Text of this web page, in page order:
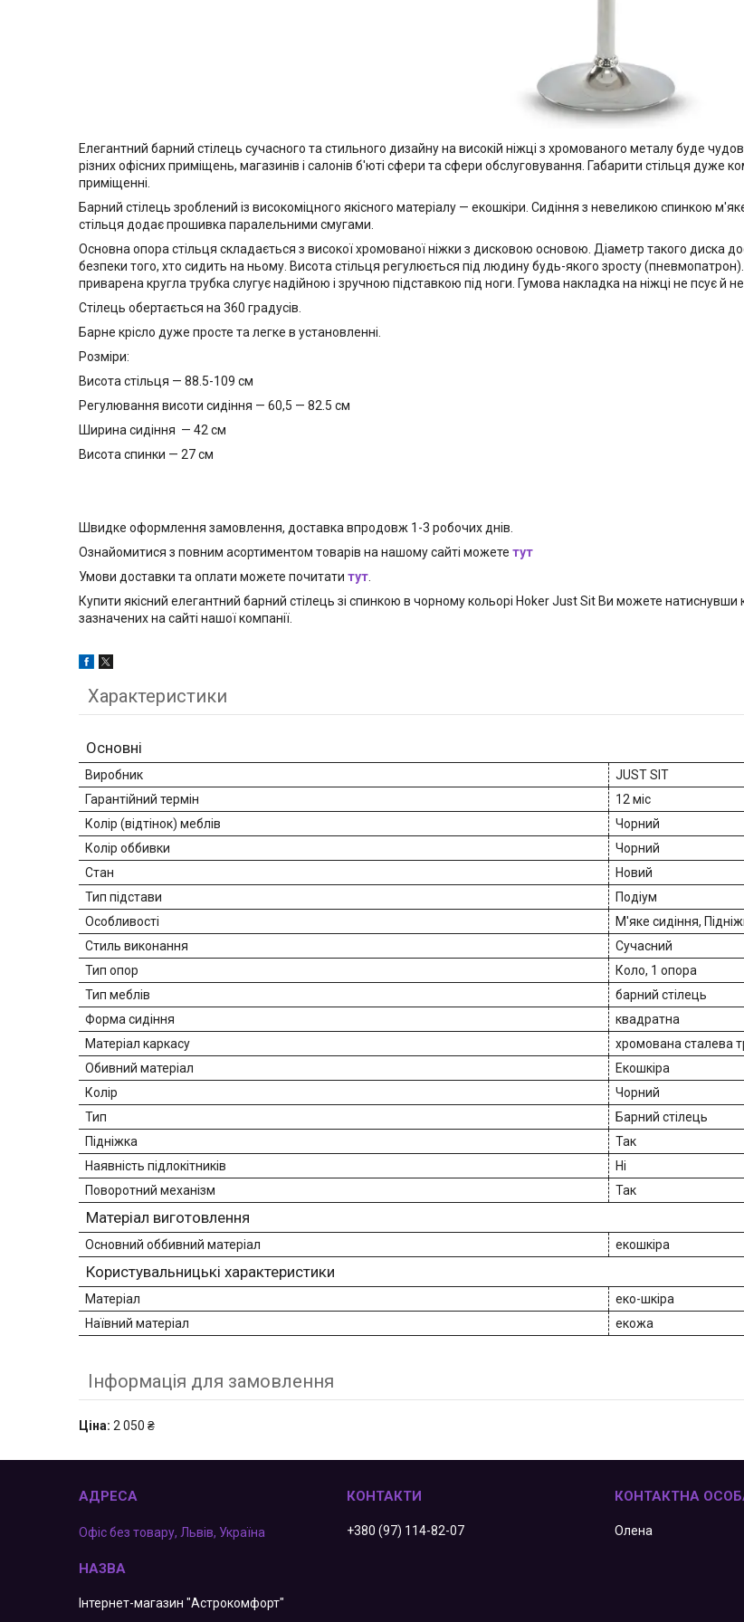
Елегантний барний стілець сучасного та стильного дизайну на високій ніжці з хромованого металу буде
різних офісних приміщень, магазинів і салонів б'юті сфери та сфери обслуговування. Габарити стільця дуже
приміщенні.
Барний стілець зроблений із високоміцного якісного матеріалу — екошкіри. Сидіння з невеликою спинкою
стільця додає прошивка паралельними смугами.
Основна опора стільця складається з високої хромованої ніжки з дисковою основою. Діаметр такого диска
безпеки того, хто сидить на ньому. Висота стільця регулюється під людину будь-якого зросту
приварена кругла трубка слугує надійною і зручною підставкою під ноги. Гумова накладка на ніжці не псує й
Стілець обертається на 360 градусів.
Барне крісло дуже просте та легке в установленні.
Розміри:
Висота стільця — 88.5-109 см
Регулювання висоти сидіння — 60,5 — 82.5 см
Ширина сидіння — 42 см
Висота спинки — 27 см
Швидке оформлення замовлення, доставка впродовж 1-3 робочих днів.
Ознайомитися з повним асортиментом товарів на нашому сайті можете тут
Умови доставки та оплати можете почитати тут
Купити якісний елегантний барний стілець зі спинкою в чорному кольорі Hoker Just Sit Ви можете
зазначених на сайті нашої компанії.
Характеристики
Основні
Виробник
JUST SIT
Гарантійний термін
12 міс
Колір (відтінок) меблів
Чорний
Колір оббивки
Чорний
Стан
Новий
Тип підстави
Подіум
Особливості
М'яке сидіння,
Стиль виконання
Сучасний
Тип опор
Коло, 1 опора
Тип меблів
барний стілець
Форма сидіння
квадратна
Матеріал каркасу
хромована сталева
Обивний матеріал
Екошкіра
Колір
Чорний
Тип
Барний стілець
Підніжка
Так
Наявність підлокітників
Ні
Поворотний механізм
Так
Матеріал виготовлення
Основний оббивний матеріал екошкіра
Користувальницькі характеристики
Матеріал
еко-шкіра
Наївний матеріал
екожа
Інформація для замовлення
Ціна: 2 050 ₴
Офіс без товару, Львів, Україна
Інтернет-магазин "Астрокомфорт"
+380 (97) 114-82-07 Олена